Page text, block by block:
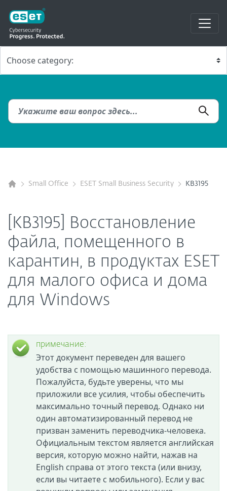
Small Office ESET Small Business Security KB3195
[KB3195] Восстановление
файла, помещенного в
карантин, в продуктах ESET
для малого офиса и дома
для Windows
примечание:
Этот документ переведен для вашего
удобства с помощью машинного перевода.
Пожалуйста, будьте уверены, что мы
приложили все усилия, чтобы обеспечить
максимально точный перевод. Однако ни
один автоматизированный перевод не
призван заменить переводчика-человека.
Официальным текстом является английская
версия, которую можно найти, нажав на
English справа от этого текста (или внизу,
если вы читаете с мобильного). Если у вас